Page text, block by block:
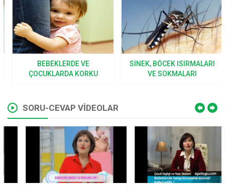
BEBEKLERDE VE
ÇOCUKLARDA KORKU
SINEK, BÖCEK ISIRMALARI
VE SOKMALARI
SORU-CEVAP VİDEOLAR